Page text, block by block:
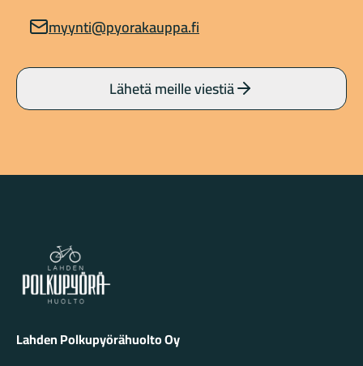
myynti@pyorakauppa.fi
Lähetä meille viestiä
Lahden Polkupyörähuolto - etusivulle
Lahden Polkupyörähuolto Oy